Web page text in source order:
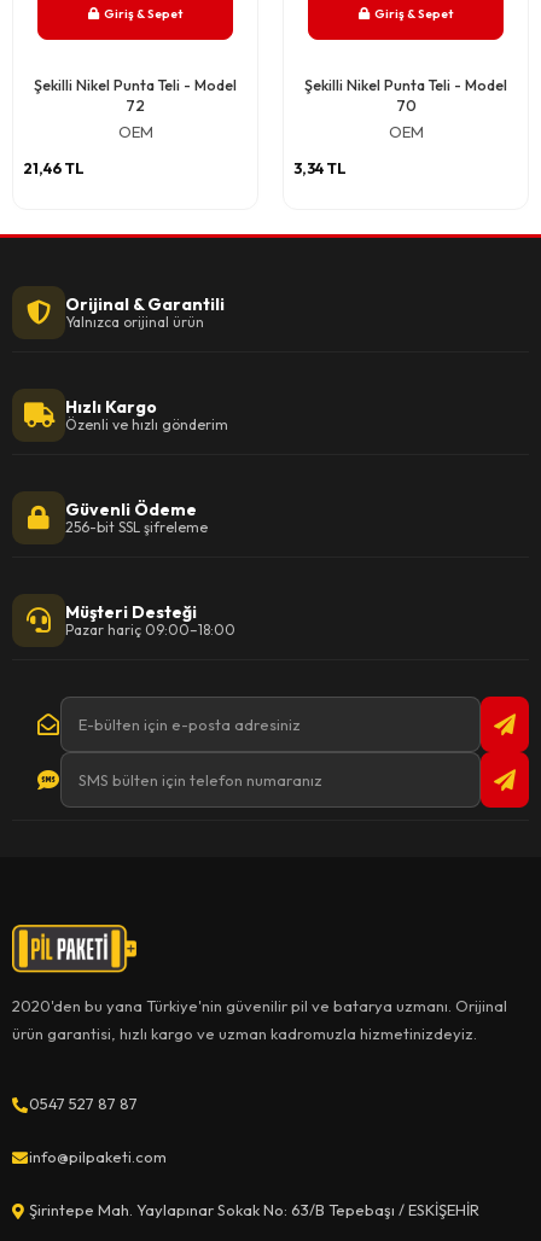
Giriş & Sepet
Şekilli Nikel Punta Teli - Model
72
OEM
21,46 TL
Giriş & Sepet
Şekilli Nikel Punta Teli - Model
70
OEM
3,34 TL
Orijinal & Garantili
Yalnızca orijinal ürün
Hızlı Kargo
Özenli ve hızlı gönderim
Güvenli Ödeme
256-bit SSL şifreleme
Müşteri Desteği
Pazar hariç 09:00–18:00
2020'den bu yana Türkiye'nin güvenilir pil ve batarya uzmanı. Orijinal
ürün garantisi, hızlı kargo ve uzman kadromuzla hizmetinizdeyiz.
0547 527 87 87
info@pilpaketi.com
Şirintepe Mah. Yaylapınar Sokak No: 63/B Tepebaşı / ESKİŞEHİR